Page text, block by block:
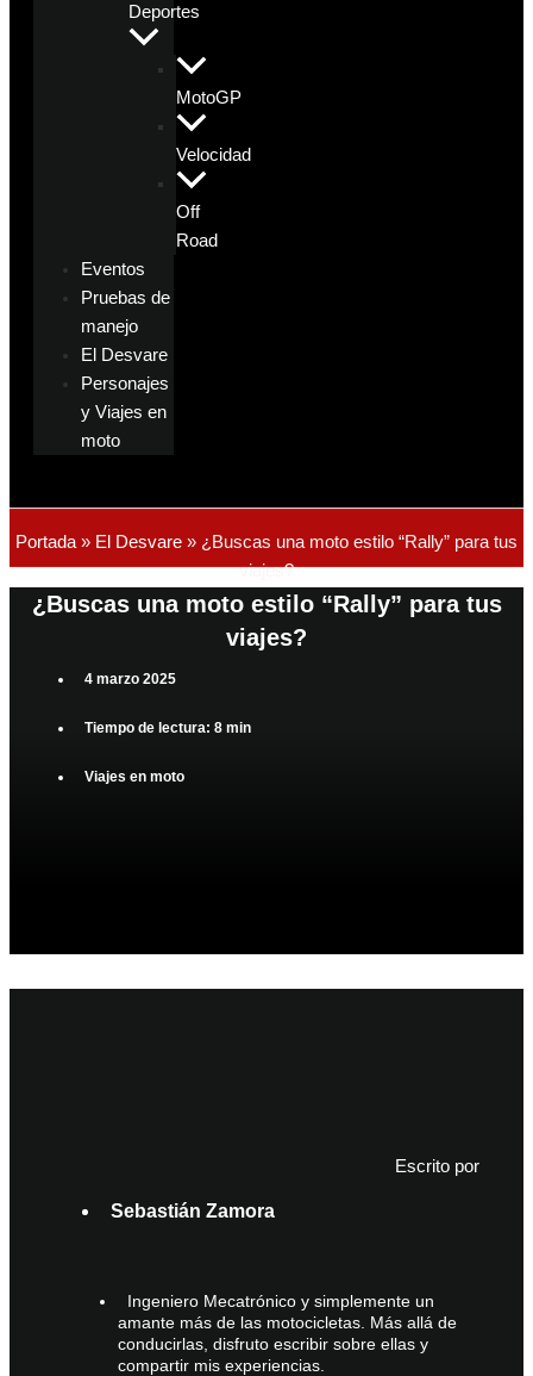
Deportes
MotoGP
Velocidad
Off
Road
Eventos
Pruebas de
manejo
El Desvare
Personajes
y Viajes en
moto
Portada » El Desvare » ¿Buscas una moto estilo “Rally” para tus
viajes?
¿Buscas una moto estilo “Rally” para tus
viajes?
4 marzo 2025
Tiempo de lectura: 8 min
Viajes en moto
Escrito por
Sebastián Zamora
Ingeniero Mecatrónico y simplemente un
amante más de las motocicletas. Más allá de
conducirlas, disfruto escribir sobre ellas y
compartir mis experiencias.